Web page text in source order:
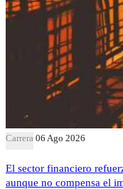
Carrera 06 Ago 2026
El sector financiero
aunque no compensa el